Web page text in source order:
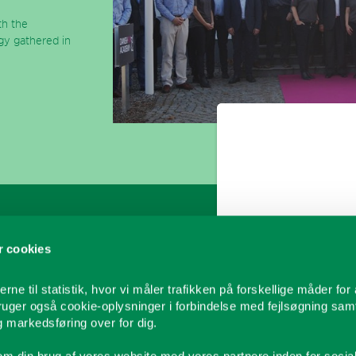
cookies
til statistik, hvor vi måler trafikken på forskellige måder for
også cookie-oplysninger i forbindelse med fejlsøgning
markedsføring over for dig.
the
gathered in
Projektafdeling
Lager
Administration
Direktion
Vores kunder
Ledige stillinger